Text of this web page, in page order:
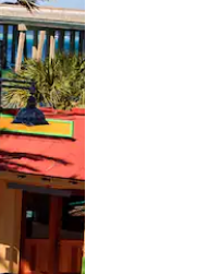
o dedo na tela.